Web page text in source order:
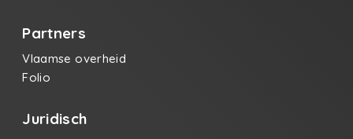
Partners
Vlaamse overheid
Folio
Juridisch